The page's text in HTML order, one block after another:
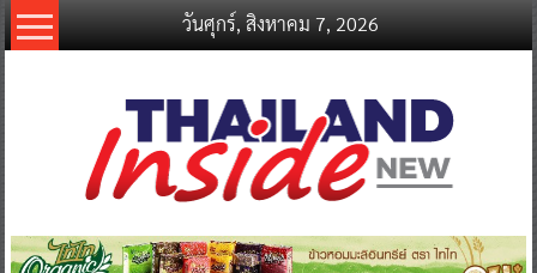
Skip
to
วันศุกร์, สิงหาคม 7, 2026
thailandinsidenew.com